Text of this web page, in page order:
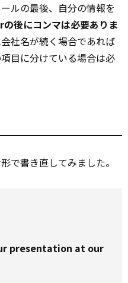
ルの最後、自分の情報を
後にコンマは必要ありま
社名が続く場合であれば
目に分けている場合は必
で書き直してみました。
presentation at our